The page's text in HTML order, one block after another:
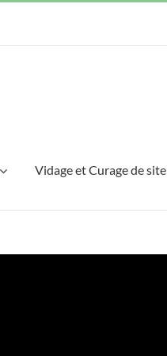
Vidage et Curage de site